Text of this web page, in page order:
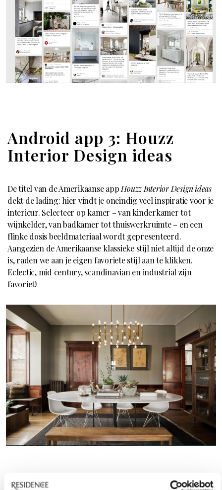
Android app 3: Houzz
Interior Design ideas
De titel van de Amerikaanse app Houzz Interior Design ideas
dekt de lading: hier vindt je oneindig veel inspiratie voor je
interieur. Selecteer op kamer – van kinderkamer tot
wijnkelder, van badkamer tot thuiswerkruimte – en een
flinke dosis beeldmateriaal wordt gepresenteerd.
Aangezien de Amerikaanse klassieke stijl niet altijd de onze
is, raden we aan je eigen favoriete stijl aan te klikken.
Eclectic, mid century, scandinavian en industrial zijn
favoriet!